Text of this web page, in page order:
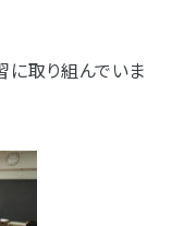
取り組んでいま